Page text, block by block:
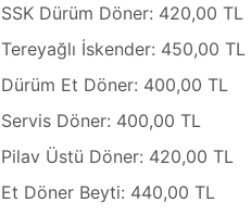
SSK Dürüm Döner: 420,00 TL
Tereyağlı İskender: 450,00 TL
Dürüm Et Döner: 400,00 TL
Servis Döner: 400,00 TL
Pilav Üstü Döner: 420,00 TL
Et Döner Beyti: 440,00 TL